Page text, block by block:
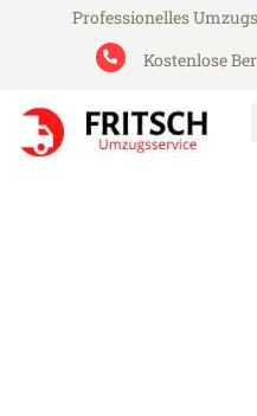
Professionelles
Kostenlose